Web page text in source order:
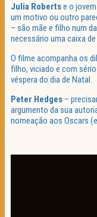
Julia Robertse o
um motivo ou outro
– são mãe e filho num
necessário uma caixa
O filme acompanha os
filho, viciado e com
véspera do dia de Natal.
Peter Hedges –
argumento da sua
nomeação aos Oscars